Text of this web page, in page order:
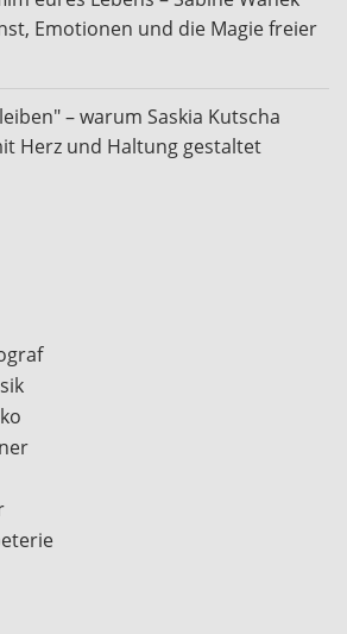
Emotionen und die Magie freier
– warum Saskia Kutscha
Herz und Haltung gestaltet